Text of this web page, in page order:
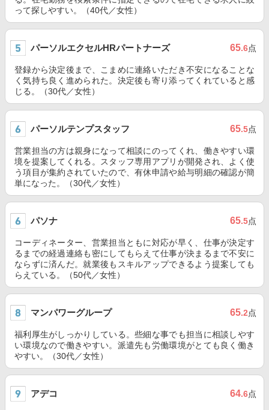
って探しやすい。（40代／女性）
パーソルエクセルHRパートナーズ 65.6点
登録から決定後まで、こまめに連絡いただき不安になることな
く気持ち良く進められた。決定後も寄り添ってくれていると感
じる。（30代／女性）
パーソルテンプスタッフ 65.5点
営業担当の方は親身になって相談にのってくれ、働きやすい環
境を提案してくれる。スタッフ専用アプリが開発され、よく使
う項目が集約されていたので、有休申請や給与明細の確認が簡
単になった。（30代／女性）
パソナ 65.5点
コーディネーター、営業担当ともに対応が早く、仕事が決定す
るまでの経過連絡も密にしてもらえて仕事が決まるまで不安に
ならずに済んだ。就業後もスキルアップできるよう提案しても
らえている。（50代／女性）
マンパワーグループ 65.2点
福利厚生がしっかりしている。些細な事でも担当に相談しやす
い環境なので働きやすい。派遣先も労働環境がとても良く働き
やすい。（30代／女性）
アデコ 64.6点